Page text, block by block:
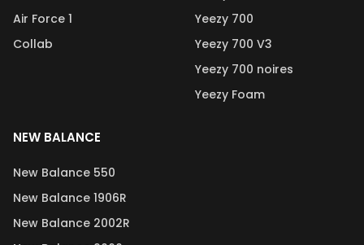
optant pour nos sneakers d'occasion, vous faites un choix
éco-responsable
positif sur notre planète. Rejoignez notre communauté de
passionnés et découvrez la beauté unique de ces
sneakers, prêtes pour une nouvelle vie.
À très vite pour de nouvelles aventures sneakeristiques !
Air Force 1
Collab
Yeezy 700
Yeezy 700 V3
Yeezy 700 noires
Yeezy Foam
NEW BALANCE
New Balance 550
New Balance 1906R
New Balance 2002R